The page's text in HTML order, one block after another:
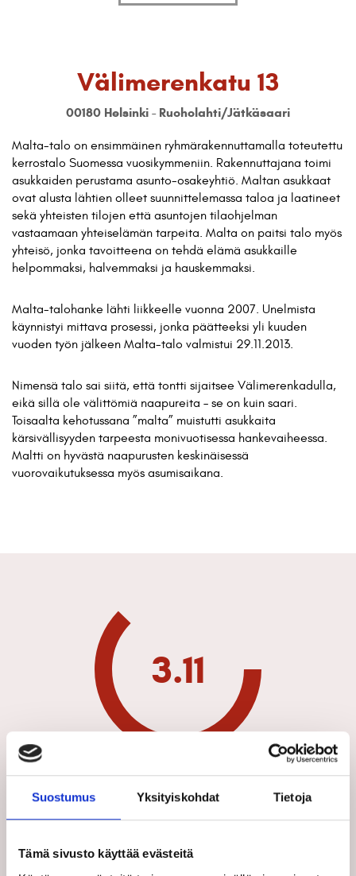
Suostumus Yksityiskohdat Tietoja
Tämä sivusto käyttää evästeitä
Välimerenkatu 13
00180 Helsinki - Ruoholahti/Jätkäsaari
Malta-talo on ensimmäinen ryhmärakennuttamalla toteutettu
kerrostalo Suomessa vuosikymmeniin. Rakennuttajana toimi
asukkaiden perustama asunto-osakeyhtiö. Maltan asukkaat
ovat alusta lähtien olleet suunnittelemassa taloa ja laatineet
sekä yhteisten tilojen että asuntojen tilaohjelman
vastaamaan yhteiselämän tarpeita. Malta on paitsi talo myös
yhteisö, jonka tavoitteena on tehdä elämä asukkaille
helpommaksi, halvemmaksi ja hauskemmaksi.
Malta-talohanke lähti liikkeelle vuonna 2007. Unelmista
käynnistyi mittava prosessi, jonka päätteeksi yli kuuden
vuoden työn jälkeen Malta-talo valmistui 29.11.2013.
Nimensä talo sai siitä, että tontti sijaitsee Välimerenkadulla,
eikä sillä ole välittömiä naapureita – se on kuin saari.
Toisaalta kehotussana ”malta” muistutti asukkaita
kärsivällisyyden tarpeesta monivuotisessa hankevaiheessa.
Maltti on hyvästä naapurusten keskinäisessä
vuorovaikutuksessa myös asumisaikana.
3.11
Yleisarvosana
3.00 Rakennuksen ulkoasu